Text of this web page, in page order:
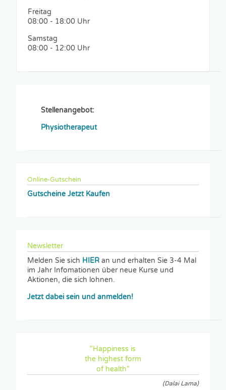
Freitag
08:00 - 18:00 Uhr
Samstag
08:00 - 12:00 Uhr
Stellenangebot:
Physiotherapeut
Online-Gutschein
Gutscheine Jetzt Kaufen
Newsletter
Melden Sie sich HIERan und erhalten Sie 3-4 Mal
im Jahr Infomationen über neue Kurse und
Aktionen, die sich lohnen.
Jetzt dabei sein und anmelden!
"Happiness is
the highest form
of health"
(Dalai Lama)